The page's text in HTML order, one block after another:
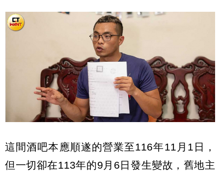
這間酒吧本應順遂的營業至116年11月1日，
但一切卻在113年的9月6日發生變故，舊地主